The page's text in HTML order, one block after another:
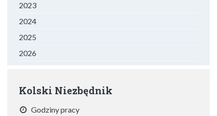
2023
2024
2025
2026
Kolski Niezbędnik
Godziny pracy